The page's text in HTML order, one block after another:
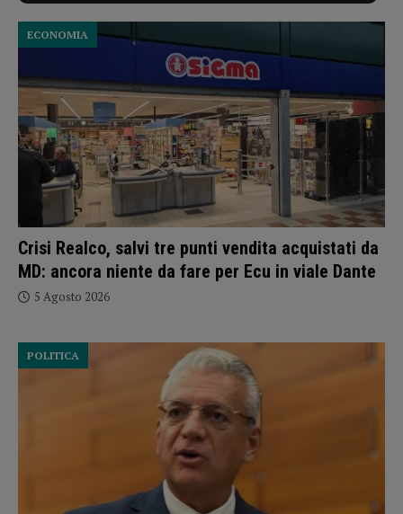
Crisi Realco, salvi tre punti vendita acquistati da
MD: ancora niente da fare per Ecu in viale Dante
ECONOMIA
5 Agosto 2026
POLITICA